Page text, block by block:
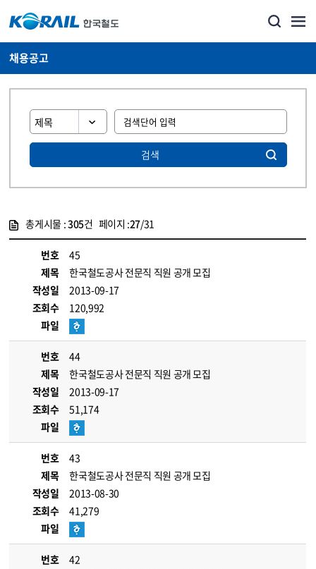
채용공고
검색
총게시물 :305건 페이지 :27/31
번호
45
제목
한국철도공사 전문직 직원 공개 모집
작성일
2013-09-17
조회수
120,992
파일
번호
44
제목
한국철도공사 전문직 직원 공개 모집
작성일
2013-09-17
조회수
51,174
파일
번호
43
제목
한국철도공사 전문직 직원 공개 모집
작성일
2013-08-30
조회수
41,279
파일
번호
42